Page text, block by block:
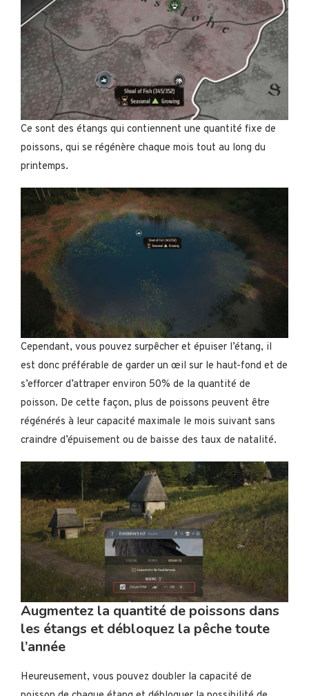
Ce sont des étangs qui contiennent une quantité fixe de
poissons, qui se régénère chaque mois tout au long du
printemps.
Cependant, vous pouvez surpêcher et épuiser l’étang, il
est donc préférable de garder un œil sur le haut-fond et de
s’efforcer d’attraper environ 50% de la quantité de
poisson. De cette façon, plus de poissons peuvent être
régénérés à leur capacité maximale le mois suivant sans
craindre d’épuisement ou de baisse des taux de natalité.
Augmentez la quantité de poissons dans
les étangs et débloquez la pêche toute
l’année
Heureusement, vous pouvez doubler la capacité de